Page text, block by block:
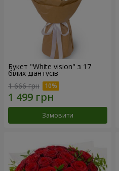
Букет "White vision" з 17
білих діантусів
1 666 грн
Замовити